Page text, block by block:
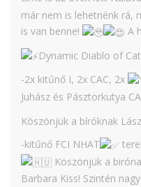
már nem is lehetnénk rá,
is van benne!
A
Dynamic Diablo of
-2x kitűnő I, 2x CAC, 2x
Juhász és Pásztorkutya
Köszönjük a bíróknak
-kitűnő FCI NHAT
Köszönjük a
Barbara Kiss! Szintén